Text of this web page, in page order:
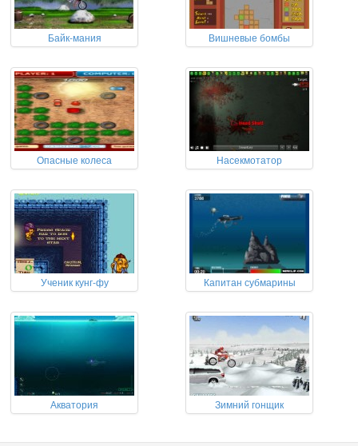
Байк-мания Вишневые бомбы
Опасные колеса Насекмотатор
Ученик кунг-фу Капитан субмарины
Акватория Зимний гонщик